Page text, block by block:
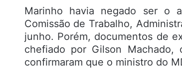
Marinho havia negado ser o
Comissão de Trabalho,
junho. Porém, documentos de
chefiado por Gilson Machado,
confirmaram que o ministro do